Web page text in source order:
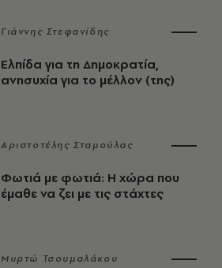
Γιάννης Στεφανίδης
Ελπίδα για τη Δημοκρατία,
ανησυχία για το μέλλον (της)
Αριστοτέλης Σταμούλας
Φωτιά με φωτιά: Η χώρα που
έμαθε να ζει με τις στάχτες
Μυρτώ Τσουμαλάκου